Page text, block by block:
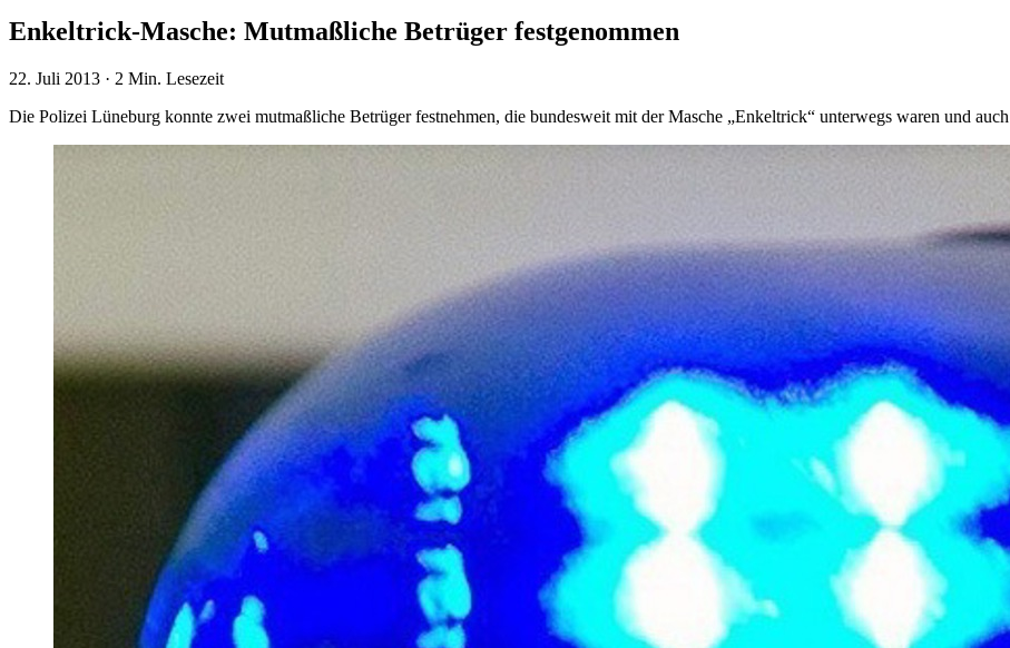
Enkeltrick-Masche: Mutmaßliche Betrüger festgenommen
22. Juli 2013 · 2 Min. Lesezeit
Die Polizei Lüneburg konnte zwei mutmaßliche Betrüger festnehmen, die bundesweit mit der Masche „Enkeltrick“ unterwegs waren und